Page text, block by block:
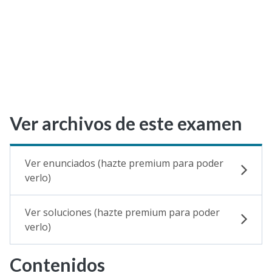
Ver archivos de este examen
Ver enunciados (hazte premium para poder
verlo)
Ver soluciones (hazte premium para poder
verlo)
Contenidos